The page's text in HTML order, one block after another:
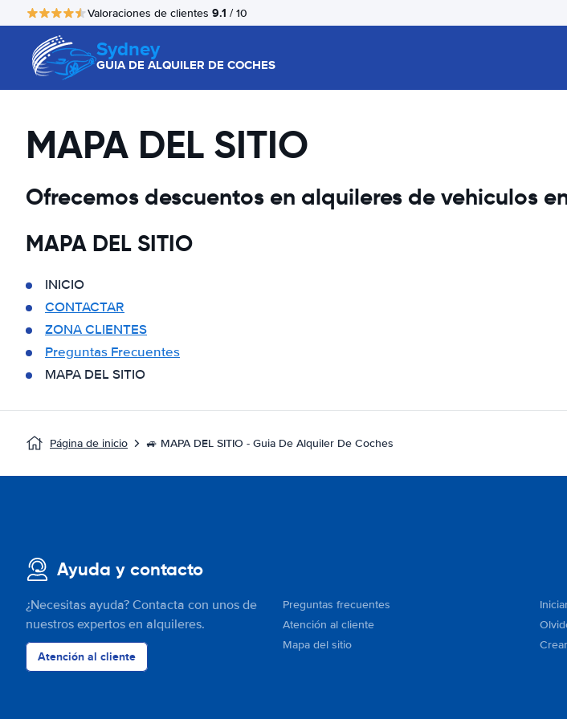
Valoraciones de clientes 9.1 / 10
Sydney
GUIA DE ALQUILER DE COCHES
MAPA DEL SITIO
Ofrecemos descuentos en alquileres de vehiculos
MAPA DEL SITIO
INICIO
CONTACTAR
ZONA CLIENTES
Preguntas Frecuentes
MAPA DEL SITIO
Página de inicio 🚙 MAPA DEL SITIO - Guia De Alquiler De Coches
Ayuda y contacto
¿Necesitas ayuda? Contacta con unos de
nuestros expertos en alquileres.
Atención al cliente
Preguntas frecuentes
Atención al cliente
Mapa del sitio